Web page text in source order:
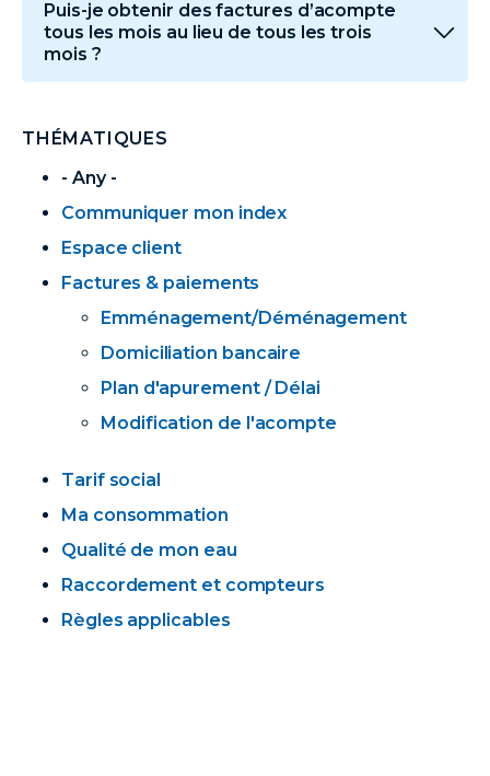
THÉMATIQUES
- Any -
Communiquer mon index
Espace client
Factures & paiements
Emménagement/Déménagement
Domiciliation bancaire
Plan d'apurement / Délai
Modification de l'acompte
Tarif social
Ma consommation
Qualité de mon eau
Raccordement et compteurs
Règles applicables
Puis-je obtenir des factures d’acompte
tous les mois au lieu de tous les trois
mois ?